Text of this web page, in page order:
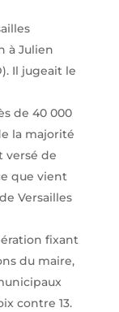
à Julien
Il jugeait le
de 40 000
la majorité
versé de
que vient
Versailles
fixant
du maire,
contre 13.